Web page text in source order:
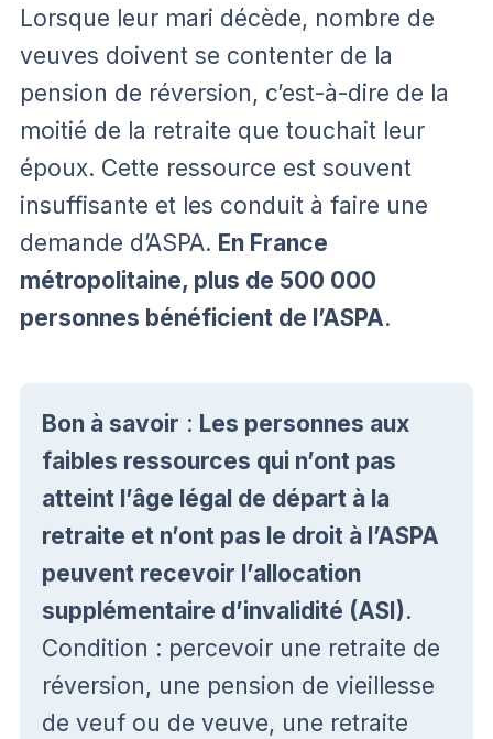
Lorsque leur mari décède, nombre de
veuves doivent se contenter de la
pension de réversion, c’est-à-dire de la
moitié de la retraite que touchait leur
époux. Cette ressource est souvent
insuffisante et les conduit à faire une
demande d’ASPA. En France
métropolitaine, plus de 500 000
personnes bénéficient de l’ASPA.
Bon à savoir : Les personnes aux
faibles ressources qui n’ont pas
atteint l’âge légal de départ à la
retraite et n’ont pas le droit à l’ASPA
peuvent recevoir l’allocation
supplémentaire d’invalidité (ASI).
Condition : percevoir une retraite de
réversion, une pension de vieillesse
de veuf ou de veuve, une retraite